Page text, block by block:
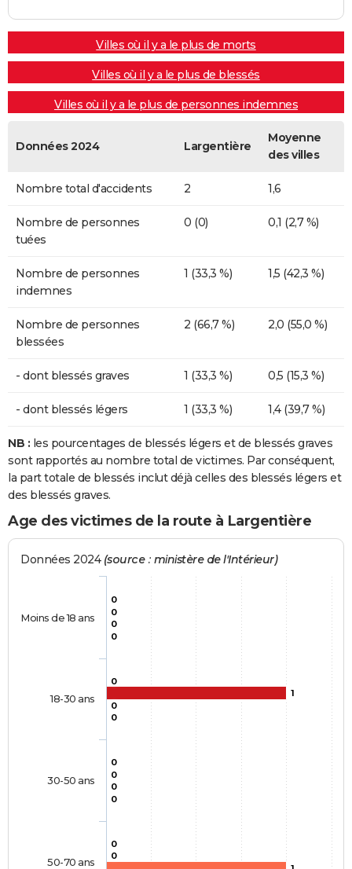
Villes où il y a le plus de morts
Villes où il y a le plus de blessés
Villes où il y a le plus de personnes indemnes
Données 2024 Largentière
Moyenne
des villes
Nombre total d'accidents 2 1,6
Nombre de personnes
tuées
0 (0) 0,1 (2,7 %)
Nombre de personnes
indemnes
1 (33,3 %) 1,5 (42,3 %)
Nombre de personnes
blessées
2 (66,7 %) 2,0 (55,0 %)
- dont blessés graves 1 (33,3 %) 0,5 (15,3 %)
- dont blessés légers 1 (33,3 %) 1,4 (39,7 %)
NB : les pourcentages de blessés légers et de blessés graves
sont rapportés au nombre total de victimes. Par conséquent,
la part totale de blessés inclut déjà celles des blessés légers et
des blessés graves.
Age des victimes de la route à Largentière
Données 2024 (source : ministère de l'Intérieur)
0
0
0
0
0
1
0
0
0
0
0
0
0
0
Moins de 18 ans
18-30 ans
30-50 ans
50-70 ans